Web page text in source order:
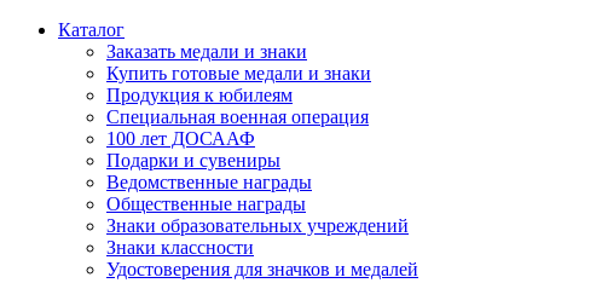
Каталог
Заказать медали и знаки
Купить готовые медали и знаки
Продукция к юбилеям
Специальная военная операция
100 лет ДОСААФ
Подарки и сувениры
Ведомственные награды
Общественные награды
Знаки образовательных учреждений
Знаки классности
Удостоверения для значков и медалей